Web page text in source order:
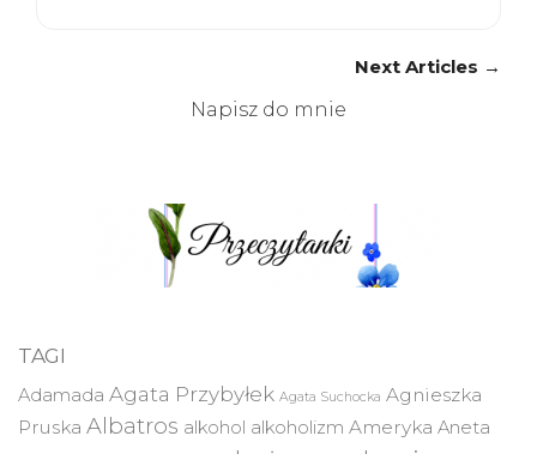
Next Articles →
Napisz do mnie
TAGI
Adamada Agata Przybyłek Agata Suchocka Agnieszka
Pruska Albatros alkohol alkoholizm Ameryka Aneta